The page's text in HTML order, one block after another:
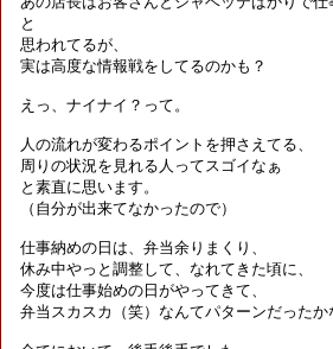
と
思われてるが、
実は高度な情報戦をしてるのかも？
えっ、ナイナイ？って。
人の流れが変わるポイントを押さえてる、
周りの状況を見れる人ってスゴイなぁ
と素直に思います。
（自分が出来てなかったので）
仕事納めの日は、弁当余りまくり、
休み中やっと調整して、なれてきた頃に、
今度は仕事始めの日がやってきて、
弁当スカスカ（笑）なんてパターンだったか